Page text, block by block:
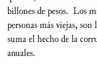
billones de pesos. Los
personas más viejas,
suma el hecho de la
anuales.